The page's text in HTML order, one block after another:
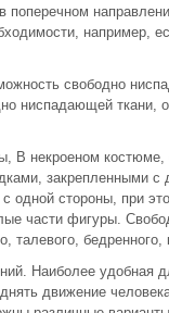
поперечном
например,
свободно
ниспадающей ткани,
В некроеном костюме,
закрепленными с
одной стороны, при
части фигуры.
талевого, бедренного,
Наиболее удобная
движение